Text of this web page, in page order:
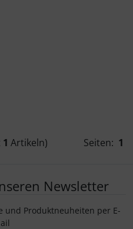
1 Artikeln) Seiten: 1
Newsletter
und Produktneuheiten per E-